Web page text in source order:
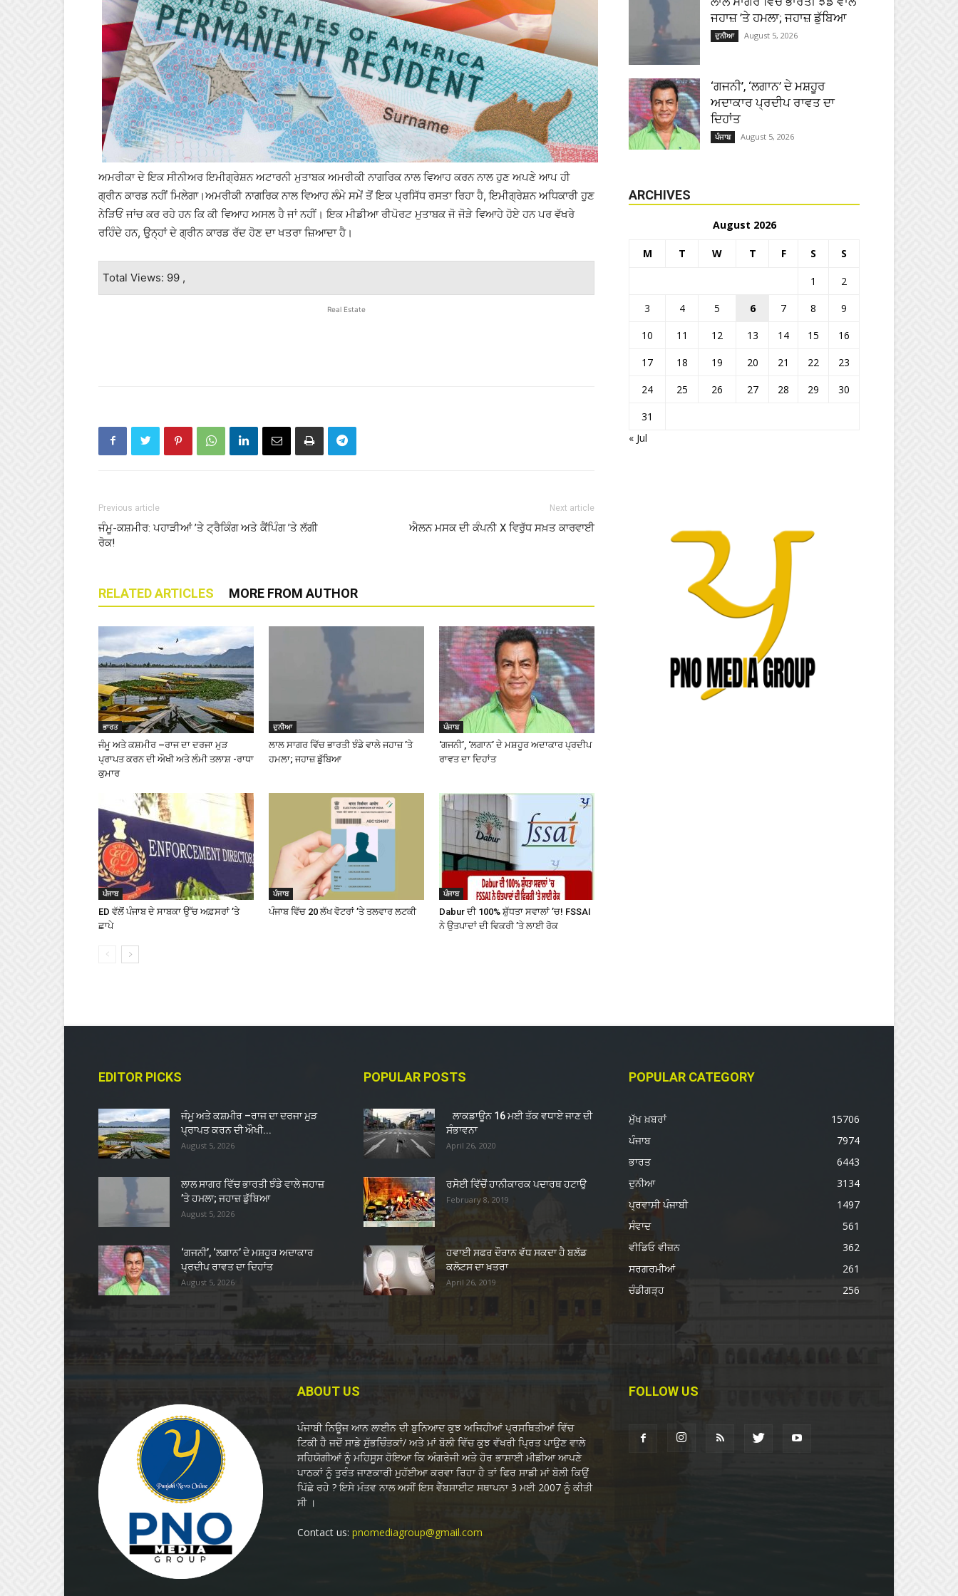
ਅਮਰੀਕਾ ਦੇ ਇਕ ਸੀਨੀਅਰ ਇਮੀਗ੍ਰੇਸ਼ਨ ਅਟਾਰਨੀ ਮੁਤਾਬਕ ਅਮਰੀਕੀ ਨਾਗਰਿਕ ਨਾਲ ਵਿਆਹ ਕਰਨ ਨਾਲ ਹੁਣ ਅਪਣੇ ਆਪ ਹੀ
ਗ੍ਰੀਨ ਕਾਰਡ ਨਹੀਂ ਮਿਲੇਗਾ।ਅਮਰੀਕੀ ਨਾਗਰਿਕ ਨਾਲ ਵਿਆਹ ਲੰਮੇ ਸਮੇਂ ਤੋਂ ਇਕ ਪ੍ਰਸਿੱਧ ਰਸਤਾ ਰਿਹਾ ਹੈ, ਇਮੀਗ੍ਰੇਸ਼ਨ ਅਧਿਕਾਰੀ ਹੁਣ
ਨੇੜਿਓਂ ਜਾਂਚ ਕਰ ਰਹੇ ਹਨ ਕਿ ਕੀ ਵਿਆਹ ਅਸਲ ਹੈ ਜਾਂ ਨਹੀਂ। ਇਕ ਮੀਡੀਆ ਰੀਪੋਰਟ ਮੁਤਾਬਕ ਜੋ ਜੋੜੇ ਵਿਆਹੇ ਹੋਏ ਹਨ ਪਰ ਵੱਖਰੇ
ਰਹਿੰਦੇ ਹਨ, ਉਨ੍ਹਾਂ ਦੇ ਗ੍ਰੀਨ ਕਾਰਡ ਰੱਦ ਹੋਣ ਦਾ ਖਤਰਾ ਜ਼ਿਆਦਾ ਹੈ।
Total Views: 99 ,
Real Estate
Previous article
ਜੰਮੂ-ਕਸ਼ਮੀਰ: ਪਹਾੜੀਆਂ ’ਤੇ ਟ੍ਰੈਕਿੰਗ ਅਤੇ ਕੈਂਪਿੰਗ ’ਤੇ ਲੱਗੀ
ਰੋਕ!
Next article
ਐਲਨ ਮਸਕ ਦੀ ਕੰਪਨੀ X ਵਿਰੁੱਧ ਸਖ਼ਤ ਕਾਰਵਾਈ
RELATED ARTICLES MORE FROM AUTHOR
ਭਾਰਤ
ਜੰਮੂ ਅਤੇ ਕਸ਼ਮੀਰ –ਰਾਜ ਦਾ ਦਰਜਾ ਮੁੜ
ਪ੍ਰਾਪਤ ਕਰਨ ਦੀ ਔਖੀ ਅਤੇ ਲੰਮੀ ਤਲਾਸ਼ -ਰਾਧਾ
ਕੁਮਾਰ
ਦੁਨੀਆ
ਲਾਲ ਸਾਗਰ ਵਿੱਚ ਭਾਰਤੀ ਝੰਡੇ ਵਾਲੇ ਜਹਾਜ਼ ’ਤੇ
ਹਮਲਾ; ਜਹਾਜ਼ ਡੁੱਬਿਆ
ਪੰਜਾਬ
‘ਗਜਨੀ’, ‘ਲਗਾਨ’ ਦੇ ਮਸ਼ਹੂਰ ਅਦਾਕਾਰ ਪ੍ਰਦੀਪ
ਰਾਵਤ ਦਾ ਦਿਹਾਂਤ
ਪੰਜਾਬ
ED ਵੱਲੋਂ ਪੰਜਾਬ ਦੇ ਸਾਬਕਾ ਉੱਚ ਅਫ਼ਸਰਾਂ ’ਤੇ
ਛਾਪੇ
ਪੰਜਾਬ
ਪੰਜਾਬ ਵਿੱਚ 20 ਲੱਖ ਵੋਟਰਾਂ ’ਤੇ ਤਲਵਾਰ ਲਟਕੀ
ਪੰਜਾਬ
Dabur ਦੀ 100% ਸ਼ੁੱਧਤਾ ਸਵਾਲਾਂ ’ਚ! FSSAI
ਨੇ ਉਤਪਾਦਾਂ ਦੀ ਵਿਕਰੀ ’ਤੇ ਲਾਈ ਰੋਕ
ਜਹਾਜ਼ ’ਤੇ ਹਮਲਾ; ਜਹਾਜ਼ ਡੁੱਬਿਆ
ਦੁਨੀਆ August 5, 2026
‘ਗਜਨੀ’, ‘ਲਗਾਨ’ ਦੇ ਮਸ਼ਹੂਰ
ਅਦਾਕਾਰ ਪ੍ਰਦੀਪ ਰਾਵਤ ਦਾ
ਦਿਹਾਂਤ
ਪੰਜਾਬ August 5, 2026
ARCHIVES
August 2026
M T W T F S S
1
2
3
4 5 6 7 8
9
10
11 12 13 14 15
16
17
18 19 20 21 22
23
24
25 26 27 28 29
30
31
« Jul
EDITOR PICKS
ਜੰਮੂ ਅਤੇ ਕਸ਼ਮੀਰ –ਰਾਜ ਦਾ ਦਰਜਾ ਮੁੜ
ਪ੍ਰਾਪਤ ਕਰਨ ਦੀ ਔਖੀ...
August 5, 2026
ਲਾਲ ਸਾਗਰ ਵਿੱਚ ਭਾਰਤੀ ਝੰਡੇ ਵਾਲੇ ਜਹਾਜ਼
’ਤੇ ਹਮਲਾ; ਜਹਾਜ਼ ਡੁੱਬਿਆ
August 5, 2026
‘ਗਜਨੀ’, ‘ਲਗਾਨ’ ਦੇ ਮਸ਼ਹੂਰ ਅਦਾਕਾਰ
ਪ੍ਰਦੀਪ ਰਾਵਤ ਦਾ ਦਿਹਾਂਤ
August 5, 2026
POPULAR POSTS
ਲਾਕਡਾਊਨ 16 ਮਈ ਤੱਕ ਵਧਾਏ ਜਾਣ ਦੀ
ਸੰਭਾਵਨਾ
April 26, 2020
ਰਸੋਈ ਵਿੱਚੋਂ ਹਾਨੀਕਾਰਕ ਪਦਾਰਥ ਹਟਾਉ
February 8, 2019
ਹਵਾਈ ਸਫਰ ਦੌਰਾਨ ਵੱਧ ਸਕਦਾ ਹੈ ਬਲੱਡ
ਕਲੋਟਸ ਦਾ ਖ਼ਤਰਾ
April 26, 2019
POPULAR CATEGORY
ਮੁੱਖ ਖ਼ਬਰਾਂ
15706
ਪੰਜਾਬ
7974
ਭਾਰਤ
6443
ਦੁਨੀਆ
3134
ਪ੍ਰਵਾਸੀ ਪੰਜਾਬੀ
1497
ਸੰਵਾਦ
561
ਵੀਡਿਓ ਵੀਜ਼ਨ
362
ਸਰਗਰਮੀਆਂ
261
ਚੰਡੀਗੜ੍ਹ
256
ABOUT US
ਪੰਜਾਬੀ ਨਿਊਜ ਆਨ ਲਾਈਨ ਦੀ ਬੁਨਿਆਦ ਕੁਝ ਅਜਿਹੀਆਂ ਪ੍ਰਸਥਿਤੀਆਂ ਵਿੱਚ
ਟਿਕੀ ਹੈ ਜਦੋਂ ਸਾਡੇ ਸੁੱਭਚਿੰਤਕਾਂ/ ਅਤੇ ਮਾਂ ਬੋਲੀ ਵਿੱਚ ਕੁਝ ਵੱਖਰੀ ਪ੍ਰਿਤ ਪਾਉਣ ਵਾਲੇ
ਸਹਿਯੋਗੀਆਂ ਨੂੰ ਮਹਿਸੂਸ ਹੋਇਆ ਕਿ ਅੰਗਰੇਜੀ ਅਤੇ ਹੋਰ ਭਾਸ਼ਾਈ ਮੀਡੀਆ ਆਪਣੇ
ਪਾਠਕਾਂ ਨੂੰ ਤੁਰੰਤ ਜਾਣਕਾਰੀ ਮੁਹੱਈਆ ਕਰਵਾ ਰਿਹਾ ਹੈ ਤਾਂ ਫਿਰ ਸਾਡੀ ਮਾਂ ਬੋਲੀ ਕਿਉਂ
ਪਿੱਛੇ ਰਹੇ ? ਇਸੇ ਮੰਤਵ ਨਾਲ ਅਸੀਂ ਇਸ ਵੈੱਬਸਾਈਟ ਸਥਾਪਨਾ 3 ਮਈ 2007 ਨੂੰ ਕੀਤੀ
ਸੀ ।
Contact us: pnomediagroup@gmail.com
FOLLOW US